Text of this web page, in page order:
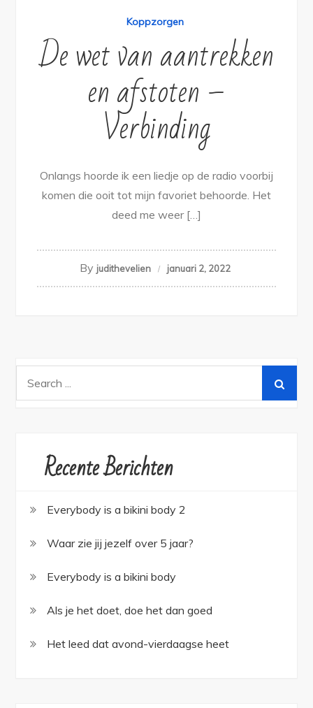
Koppzorgen
De wet van aantrekken
en afstoten –
Verbinding
Onlangs hoorde ik een liedje op de radio voorbij
komen die ooit tot mijn favoriet behoorde. Het
deed me weer […]
By judithevelien januari 2, 2022
Recente Berichten
Everybody is a bikini body 2
Waar zie jij jezelf over 5 jaar?
Everybody is a bikini body
Als je het doet, doe het dan goed
Het leed dat avond-vierdaagse heet